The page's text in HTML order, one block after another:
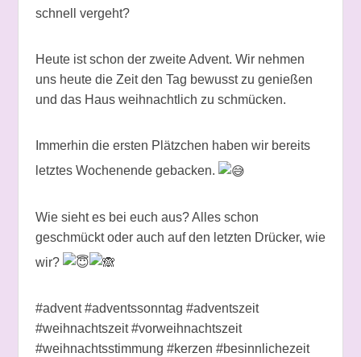
schnell vergeht?
Heute ist schon der zweite Advent. Wir nehmen
uns heute die Zeit den Tag bewusst zu genießen
und das Haus weihnachtlich zu schmücken.
Immerhin die ersten Plätzchen haben wir bereits
letztes Wochenende gebacken.
Wie sieht es bei euch aus? Alles schon
geschmückt oder auch auf den letzten Drücker, wie
wir?
#advent #adventssonntag #adventszeit
#weihnachtszeit #vorweihnachtszeit
#weihnachtsstimmung #kerzen #besinnlichezeit